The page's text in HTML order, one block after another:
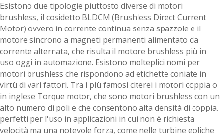
Esistono due tipologie piuttosto diverse di motori
brushless, il cosidetto BLDCM (Brushless Direct Current
Motor) ovvero in corrente continua senza spazzole e il
motore sincrono a magneti permanenti alimentato da
corrente alternata, che risulta il motore brushless più in
uso oggi in automazione. Esistono molteplici nomi per
motori brushless che rispondono ad etichette coniate in
virtù di vari fattori. Tra i più famosi citerei i motori coppia o
in inglese Torque motor, che sono motori brushless con un
alto numero di poli e che consentono alta densità di coppia,
perfetti per l'uso in applicazioni in cui non è richiesta
velocità ma una notevole forza, come nelle turbine eoliche